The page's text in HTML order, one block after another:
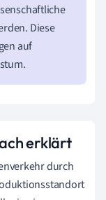
Diese
auf
erklärt
durch